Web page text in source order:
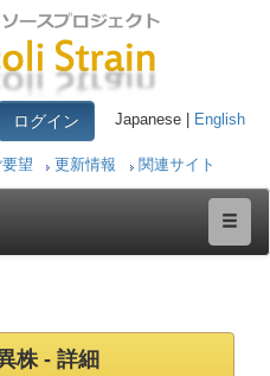
ログイン Japanese | English
望 更新情報 関連サイト
株 - 詳細